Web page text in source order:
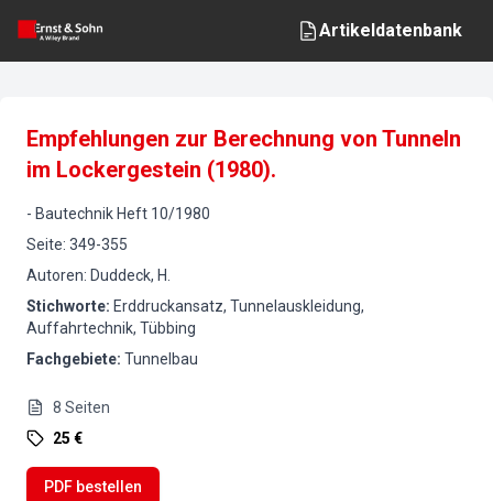
Artikeldatenbank
Empfehlungen zur Berechnung von Tunneln
im Lockergestein (1980).
- Bautechnik Heft 10/1980
Seite: 349-355
Autoren: Duddeck, H.
Stichworte: Erddruckansatz, Tunnelauskleidung,
Auffahrtechnik, Tübbing
Fachgebiete: Tunnelbau
8 Seiten
25 €
PDF bestellen